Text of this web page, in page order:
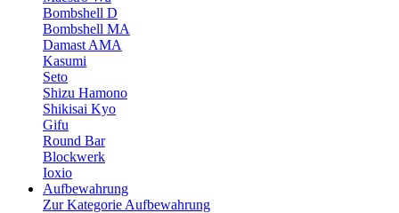
Bombshell D
Bombshell MA
Damast AMA
Kasumi
Seto
Shizu Hamono
Shikisai Kyo
Gifu
Round Bar
Blockwerk
Ioxio
Aufbewahrung
Zur Kategorie Aufbewahrung